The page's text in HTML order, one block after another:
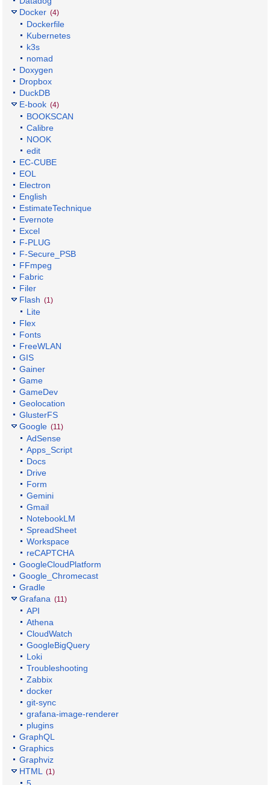
Docker (4)
Dockerfile
Kubernetes
k3s
nomad
Doxygen
Dropbox
DuckDB
E-book (4)
BOOKSCAN
Calibre
NOOK
edit
EC-CUBE
EOL
Electron
English
EstimateTechnique
Evernote
Excel
F-PLUG
F-Secure_PSB
FFmpeg
Fabric
Filer
Flash (1)
Lite
Flex
Fonts
FreeWLAN
GIS
Gainer
Game
GameDev
Geolocation
GlusterFS
Google (11)
AdSense
Apps_Script
Docs
Drive
Form
Gemini
Gmail
NotebookLM
SpreadSheet
Workspace
reCAPTCHA
GoogleCloudPlatform
Google_Chromecast
Gradle
Grafana (11)
API
Athena
CloudWatch
GoogleBigQuery
Loki
Troubleshooting
Zabbix
docker
git-sync
grafana-image-renderer
plugins
GraphQL
Graphics
Graphviz
HTML (1)